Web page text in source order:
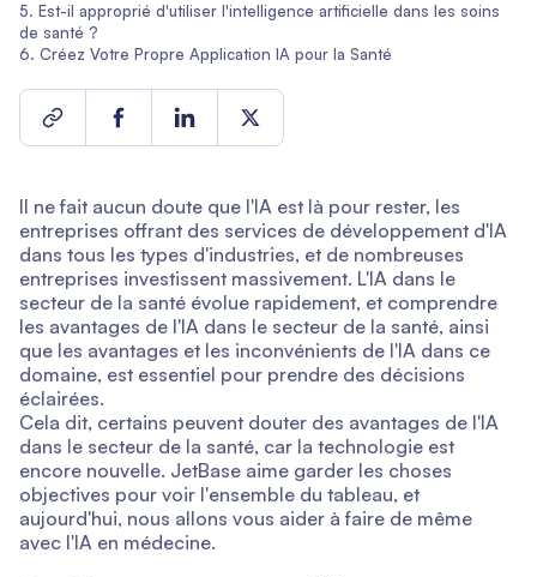
Il ne fait aucun doute que l'IA est là pour rester, les
entreprises offrant des services de développement d'IA
dans tous les types d'industries, et de nombreuses
entreprises investissent massivement. L'IA dans le
secteur de la santé évolue rapidement, et comprendre
les avantages de l'IA dans le secteur de la santé, ainsi
que les avantages et les inconvénients de l'IA dans ce
domaine, est essentiel pour prendre des décisions
éclairées.
Cela dit, certains peuvent douter des avantages de l'IA
dans le secteur de la santé, car la technologie est
encore nouvelle. JetBase aime garder les choses
objectives pour voir l'ensemble du tableau, et
aujourd'hui, nous allons vous aider à faire de même
avec l'IA en médecine.
Est-il approprié d'utiliser l'intelligence artificielle dans les soins
de santé ?
Créez Votre Propre Application IA pour la Santé